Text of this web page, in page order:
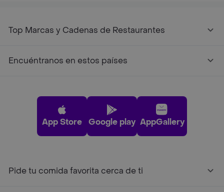
Top Marcas y Cadenas de Restaurantes
Encuéntranos en estos países
App Store Google play AppGallery
Pide tu comida favorita cerca de ti